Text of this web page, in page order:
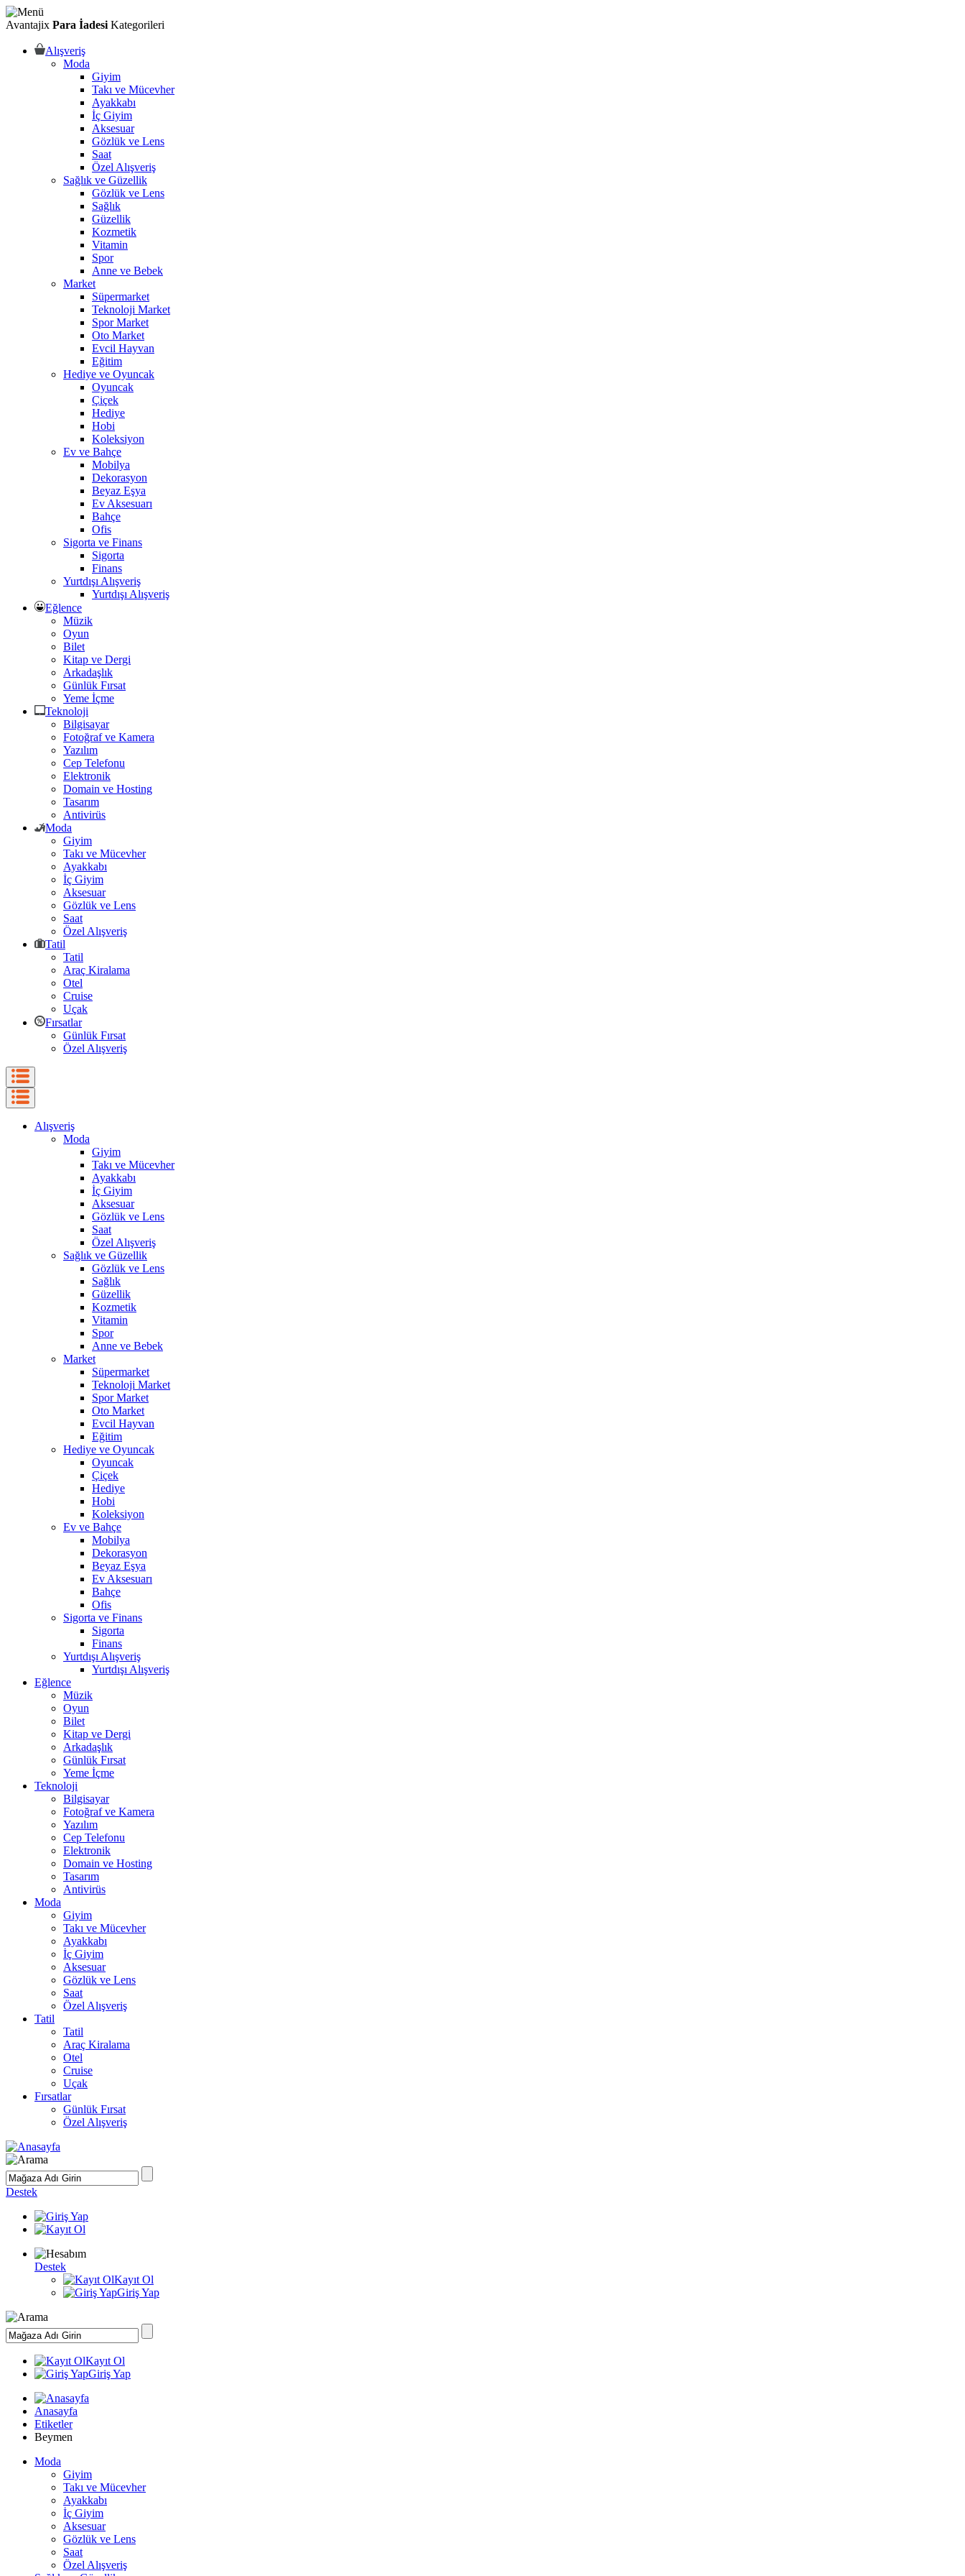
Avantajix Para İadesi Kategorileri
Alışveriş
Moda
Giyim
Takı ve Mücevher
Ayakkabı
İç Giyim
Aksesuar
Gözlük ve Lens
Saat
Özel Alışveriş
Sağlık ve Güzellik
Gözlük ve Lens
Sağlık
Güzellik
Kozmetik
Vitamin
Spor
Anne ve Bebek
Market
Süpermarket
Teknoloji Market
Spor Market
Oto Market
Evcil Hayvan
Eğitim
Hediye ve Oyuncak
Oyuncak
Çiçek
Hediye
Hobi
Koleksiyon
Ev ve Bahçe
Mobilya
Dekorasyon
Beyaz Eşya
Ev Aksesuarı
Bahçe
Ofis
Sigorta ve Finans
Sigorta
Finans
Yurtdışı Alışveriş
Yurtdışı Alışveriş
Eğlence
Müzik
Oyun
Bilet
Kitap ve Dergi
Arkadaşlık
Günlük Fırsat
Yeme İçme
Teknoloji
Bilgisayar
Fotoğraf ve Kamera
Yazılım
Cep Telefonu
Elektronik
Domain ve Hosting
Tasarım
Antivirüs
Moda
Giyim
Takı ve Mücevher
Ayakkabı
İç Giyim
Aksesuar
Gözlük ve Lens
Saat
Özel Alışveriş
Tatil
Tatil
Araç Kiralama
Otel
Cruise
Uçak
Fırsatlar
Günlük Fırsat
Özel Alışveriş
Alışveriş
Moda
Giyim
Takı ve Mücevher
Ayakkabı
İç Giyim
Aksesuar
Gözlük ve Lens
Saat
Özel Alışveriş
Sağlık ve Güzellik
Gözlük ve Lens
Sağlık
Güzellik
Kozmetik
Vitamin
Spor
Anne ve Bebek
Market
Süpermarket
Teknoloji Market
Spor Market
Oto Market
Evcil Hayvan
Eğitim
Hediye ve Oyuncak
Oyuncak
Çiçek
Hediye
Hobi
Koleksiyon
Ev ve Bahçe
Mobilya
Dekorasyon
Beyaz Eşya
Ev Aksesuarı
Bahçe
Ofis
Sigorta ve Finans
Sigorta
Finans
Yurtdışı Alışveriş
Yurtdışı Alışveriş
Eğlence
Müzik
Oyun
Bilet
Kitap ve Dergi
Arkadaşlık
Günlük Fırsat
Yeme İçme
Teknoloji
Bilgisayar
Fotoğraf ve Kamera
Yazılım
Cep Telefonu
Elektronik
Domain ve Hosting
Tasarım
Antivirüs
Moda
Giyim
Takı ve Mücevher
Ayakkabı
İç Giyim
Aksesuar
Gözlük ve Lens
Saat
Özel Alışveriş
Tatil
Tatil
Araç Kiralama
Otel
Cruise
Uçak
Fırsatlar
Günlük Fırsat
Özel Alışveriş
Destek
Destek
Kayıt Ol
Giriş Yap
Kayıt Ol
Giriş Yap
Anasayfa
Etiketler
Beymen
Moda
Giyim
Takı ve Mücevher
Ayakkabı
İç Giyim
Aksesuar
Gözlük ve Lens
Saat
Özel Alışveriş